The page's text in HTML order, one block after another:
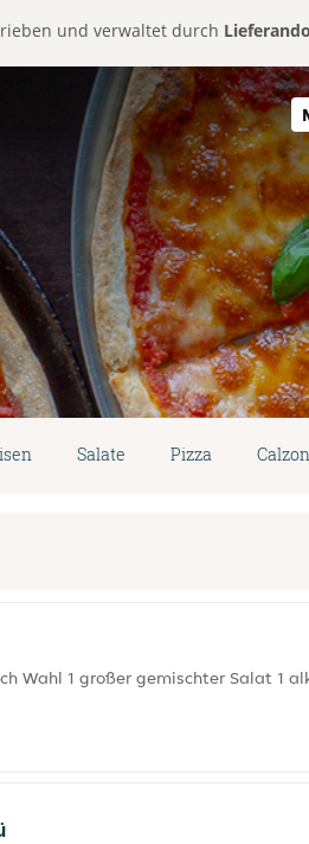
und verwaltet durch
Salate Pizza
Wahl 1 großer gemischter Salat 1